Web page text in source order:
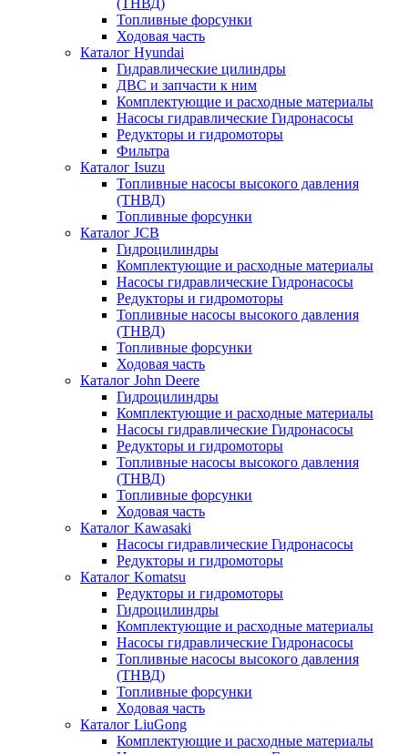
(ТНВД)
Топливные форсунки
Ходовая часть
Каталог Hyundai
Гидравлические цилиндры
ДВС и запчасти к ним
Комплектующие и расходные материалы
Насосы гидравлические Гидронасосы
Редукторы и гидромоторы
Фильтра
Каталог Isuzu
Топливные насосы высокого давления
(ТНВД)
Топливные форсунки
Каталог JCB
Гидроцилиндры
Комплектующие и расходные материалы
Насосы гидравлические Гидронасосы
Редукторы и гидромоторы
Топливные насосы высокого давления
(ТНВД)
Топливные форсунки
Ходовая часть
Каталог John Deere
Гидроцилиндры
Комплектующие и расходные материалы
Насосы гидравлические Гидронасосы
Редукторы и гидромоторы
Топливные насосы высокого давления
(ТНВД)
Топливные форсунки
Ходовая часть
Каталог Kawasaki
Насосы гидравлические Гидронасосы
Редукторы и гидромоторы
Каталог Komatsu
Редукторы и гидромоторы
Гидроцилиндры
Комплектующие и расходные материалы
Насосы гидравлические Гидронасосы
Топливные насосы высокого давления
(ТНВД)
Топливные форсунки
Ходовая часть
Каталог LiuGong
Комплектующие и расходные материалы